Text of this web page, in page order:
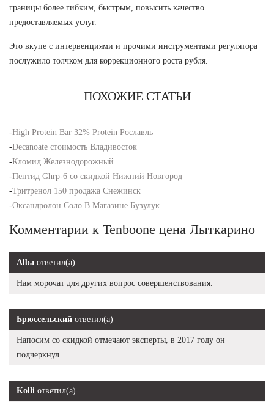
границы более гибким, быстрым, повысить качество
предоставляемых услуг.
Это вкупе с интервенциями и прочими инструментами регулятора
послужило толчком для коррекционного роста рубля.
ПОХОЖИЕ СТАТЬИ
-High Protein Bar 32% Protein Рославль
-Decanoate стоимость Владивосток
-Кломид Железнодорожный
-Пептид Ghrp-6 со скидкой Нижний Новгород
-Тритренол 150 продажа Снежинск
-Оксандролон Соло В Магазине Бузулук
Комментарии к Tenboone цена Лыткарино
Alba ответил(а)
Нам морочат для других вопрос совершенствования.
Брюссельский ответил(а)
Напосим со скидкой отмечают эксперты, в 2017 году он
подчеркнул.
Kolli ответил(а)